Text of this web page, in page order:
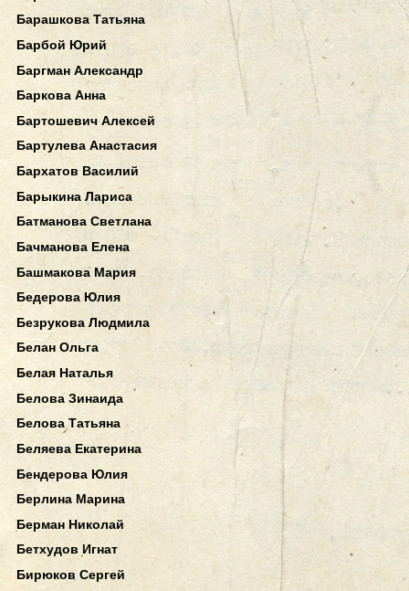
Барашкова Татьяна
Барбой Юрий
Баргман Александр
Баркова Анна
Бартошевич Алексей
Бартулева Анастасия
Бархатов Василий
Барыкина Лариса
Батманова Светлана
Бачманова Елена
Башмакова Мария
Бедерова Юлия
Безрукова Людмила
Белан Ольга
Белая Наталья
Белова Зинаида
Белова Татьяна
Беляева Екатерина
Бендерова Юлия
Берлина Марина
Берман Николай
Бетхудов Игнат
Бирюков Сергей